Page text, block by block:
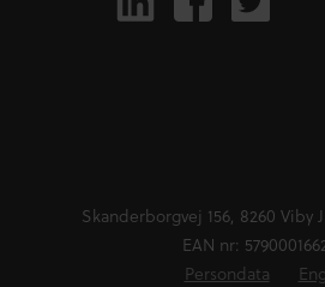
Skanderborgvej 156, 8260 Viby J.
EAN nr:
Persondata